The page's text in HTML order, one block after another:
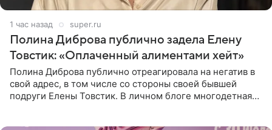
1 час назад super.ru
Полина Диброва публично задела Елену
Товстик: «Оплаченный алиментами хейт»
Полина Диброва публично отреагировала на негатив в
свой адрес, в том числе со стороны своей бывшей
подруги Елены Товстик. В личном блоге многодетная